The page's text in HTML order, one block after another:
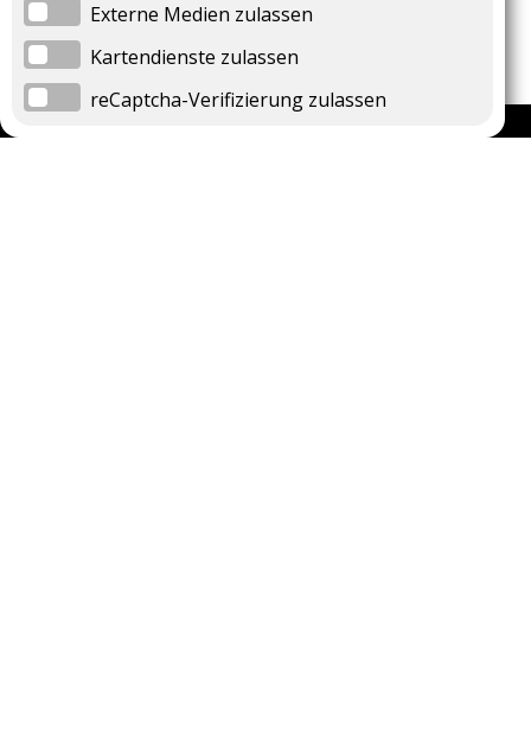
Externe Medien zulassen
Kartendienste zulassen
reCaptcha-Verifizierung zulassen